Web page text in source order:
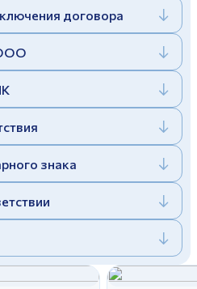
вы соглашаетесь
вы соглашаетесь
© договора
знака